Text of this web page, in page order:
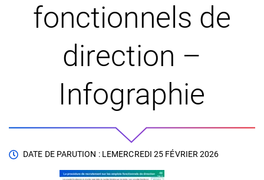
fonctionnels de
direction –
Infographie
DATE DE PARUTION : LEMERCREDI 25 FÉVRIER 2026